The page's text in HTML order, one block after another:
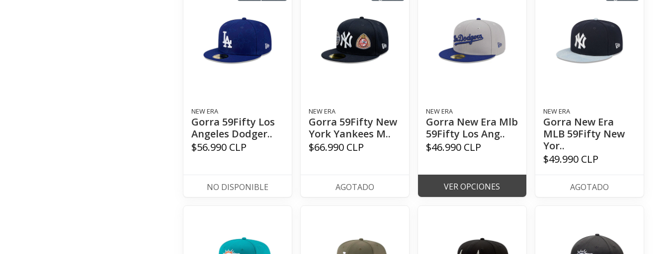
NEW ERA
Gorra 59Fifty Los
Angeles Dodger..
$56.990 CLP
NO DISPONIBLE
NEW ERA
Gorra 59Fifty New
York Yankees M..
$66.990 CLP
AGOTADO
NEW ERA
Gorra New Era Mlb
59Fifty Los Ang..
$46.990 CLP
VER OPCIONES
NEW ERA
Gorra New Era
MLB 59Fifty New
Yor..
$49.990 CLP
AGOTADO